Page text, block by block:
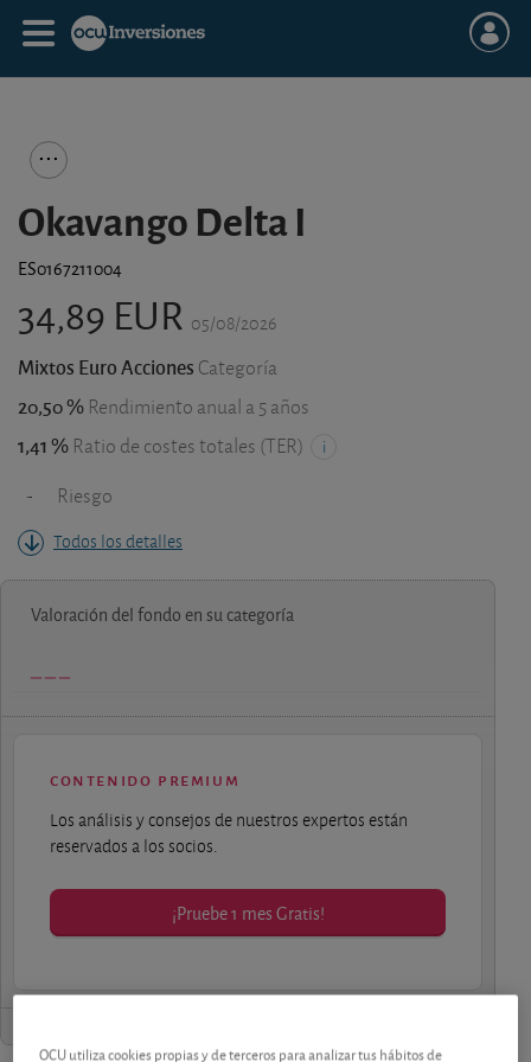
Okavango Delta I
ES0167211004
34,89 EUR 05/08/2026
Mixtos Euro Acciones Categoría
20,50 % Rendimiento anual a 5 años
1,41 % Ratio de costes totales (TER)
- Riesgo
Todos los detalles
Valoración del fondo en su categoría
contenido premium
Los análisis y consejos de nuestros expertos están
reservados a los socios.
¡Pruebe 1 mes Gratis!
OCU utiliza cookies propias y de terceros para analizar tus hábitos de